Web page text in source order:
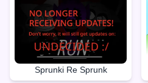
Sprunki Re Sprunk